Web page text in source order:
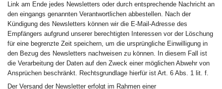
Link am Ende jedes Newsletters oder durch entsprechende Nachricht an
den eingangs genannten Verantwortlichen abbestellen. Nach der
Kündigung des Newsletters können wir die E-Mail-Adresse des
Empfängers aufgrund unserer berechtigten Interessen vor der Löschung
für eine begrenzte Zeit speichern, um die ursprüngliche Einwilligung in
den Bezug des Newsletters nachweisen zu können. In diesem Fall ist
die Verarbeitung der Daten auf den Zweck einer möglichen Abwehr von
Ansprüchen beschränkt. Rechtsgrundlage hierfür ist Art. 6 Abs. 1 lit. f.
Der Versand der Newsletter erfolgt im Rahmen einer